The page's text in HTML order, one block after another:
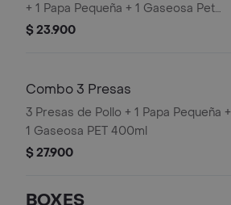
+ 1 Papa Pequeña + 1 Gaseosa Pet
$ 23.900
Combo 3 Presas
3 Presas de Pollo + 1 Papa Pequeña +
1 Gaseosa PET 400ml
$ 27.900